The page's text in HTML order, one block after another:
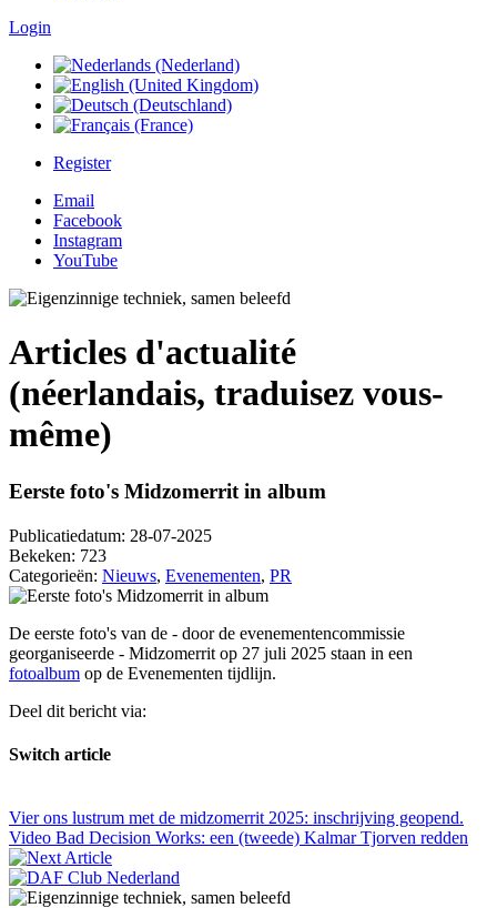
Login
Register
Email
Facebook
Instagram
YouTube
Articles d'actualité
(néerlandais, traduisez vous-
même)
Eerste foto's Midzomerrit in album
Publicatiedatum: 28-07-2025
Bekeken: 723
Categorieën: Nieuws, Evenementen, PR
De eerste foto's van de - door de evenementencommissie
georganiseerde - Midzomerrit op 27 juli 2025 staan in een
fotoalbum op de Evenementen tijdlijn.
Deel dit bericht via:
Switch article
Vier ons lustrum met de midzomerrit 2025: inschrijving geopend.
Video Bad Decision Works: een (tweede) Kalmar Tjorven redden